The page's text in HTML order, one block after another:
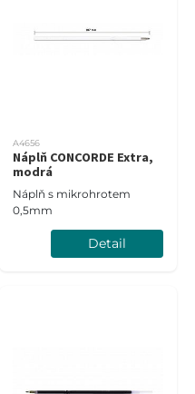
A4656
Náplň CONCORDE Extra,
modrá
Náplň s mikrohrotem
0,5mm
Detail